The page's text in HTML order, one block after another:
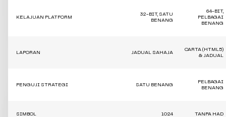
KELAJUAN PLATFORM
32-BIT, SATU
BENANG
64-BIT,
PELBAGAI
BENANG
LAPORAN JADUAL SAHAJA
CARTA (HTML5)
& JADUAL
PENGUJI STRATEGI SATU BENANG
PELBAGAI
BENANG
SIMBOL 1024 TANPA HAD